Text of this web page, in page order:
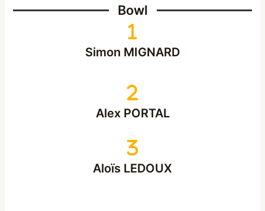
Bowl
Simon MIGNARD
Alex PORTAL
Aloïs LEDOUX